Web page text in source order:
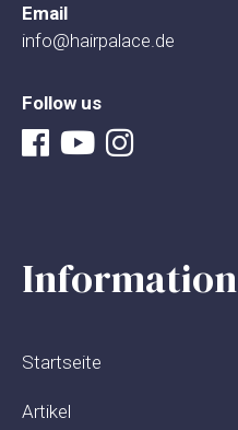
Email
info@hairpalace.de
Follow us
Information
Startseite
Artikel